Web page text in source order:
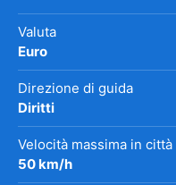
Valuta
Euro
Direzione di guida
Diritti
Velocità massima in città
50 km/h